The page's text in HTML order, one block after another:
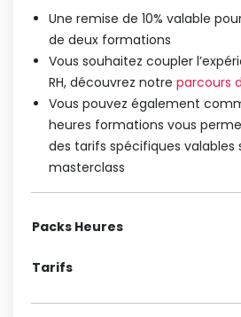
Une remise de 10% valable
de deux formations
Vous souhaitez coupler
RH, découvrez notre parcours
Vous pouvez également
heures formations vous
des tarifs spécifiques valables
masterclass
Packs Heures
Tarifs